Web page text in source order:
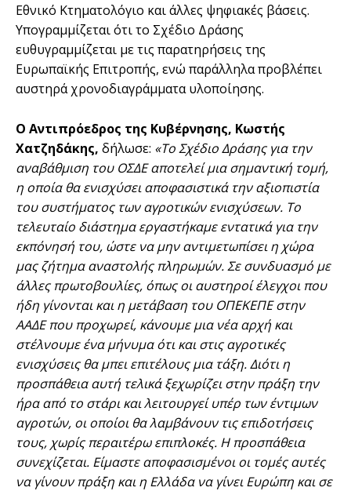
Εθνικό Κτηματολόγιο και άλλες ψηφιακές βάσεις.
Υπογραμμίζεται ότι το Σχέδιο Δράσης
ευθυγραμμίζεται με τις παρατηρήσεις της
Ευρωπαϊκής Επιτροπής, ενώ παράλληλα προβλέπει
αυστηρά χρονοδιαγράμματα υλοποίησης.
Ο Αντιπρόεδρος της Κυβέρνησης, Κωστής
Χατζηδάκης, δήλωσε: «Το Σχέδιο Δράσης για την
αναβάθμιση του ΟΣΔΕ αποτελεί μια σημαντική τομή,
η οποία θα ενισχύσει αποφασιστικά την αξιοπιστία
του συστήματος των αγροτικών ενισχύσεων. Το
τελευταίο διάστημα εργαστήκαμε εντατικά για την
εκπόνησή του, ώστε να μην αντιμετωπίσει η χώρα
μας ζήτημα αναστολής πληρωμών. Σε συνδυασμό με
άλλες πρωτοβουλίες, όπως οι αυστηροί έλεγχοι που
ήδη γίνονται και η μετάβαση του ΟΠΕΚΕΠΕ στην
ΑΑΔΕ που προχωρεί, κάνουμε μια νέα αρχή και
στέλνουμε ένα μήνυμα ότι και στις αγροτικές
ενισχύσεις θα μπει επιτέλους μια τάξη. Διότι η
προσπάθεια αυτή τελικά ξεχωρίζει στην πράξη την
ήρα από το στάρι και λειτουργεί υπέρ των έντιμων
αγροτών, οι οποίοι θα λαμβάνουν τις επιδοτήσεις
τους, χωρίς περαιτέρω επιπλοκές. Η προσπάθεια
συνεχίζεται. Είμαστε αποφασισμένοι οι τομές αυτές
να γίνουν πράξη και η Ελλάδα να γίνει Ευρώπη και σε